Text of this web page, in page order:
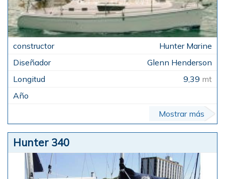
Hunter Marine
Glenn Henderson
9,39 mt
Mostrar más
Hunter 340